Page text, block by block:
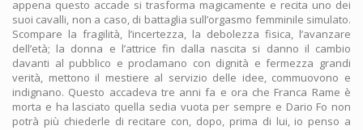
appena questo accade si trasforma magicamente e recita uno dei
suoi cavalli, non a caso, di battaglia sull’orgasmo femminile simulato.
Scompare la fragilità, l’incertezza, la debolezza fisica, l’avanzare
dell’età; la donna e l’attrice fin dalla nascita si danno il cambio
davanti al pubblico e proclamano con dignità e fermezza grandi
verità, mettono il mestiere al servizio delle idee, commuovono e
indignano. Questo accadeva tre anni fa e ora che Franca Rame è
morta e ha lasciato quella sedia vuota per sempre e Dario Fo non
potrà più chiederle di recitare con, dopo, prima di lui, io penso a